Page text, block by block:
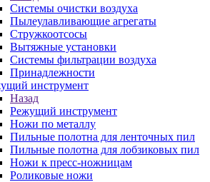
Системы очистки воздуха
Пылеулавливающие агрегаты
Стружкоотсосы
Вытяжные установки
Системы фильтрации воздуха
Принадлежности
инструмент
Назад
Режущий инструмент
Ножи по металлу
Пильные полотна для ленточных пил
Пильные полотна для лобзиковых пил
Ножи к пресс-ножницам
Роликовые ножи